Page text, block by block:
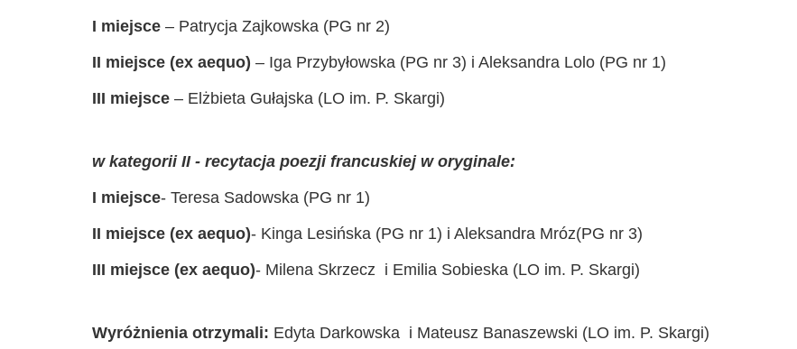
I miejsce – Patrycja Zajkowska (PG nr 2)
II miejsce (ex aequo) – Iga Przybyłowska (PG nr 3) i Aleksandra Lolo (PG nr 1)
III miejsce – Elżbieta Gułajska (LO im. P. Skargi)
w kategorii II - recytacja poezji francuskiej w oryginale:
I miejsce- Teresa Sadowska (PG nr 1)
II miejsce (ex aequo)- Kinga Lesińska (PG nr 1) i Aleksandra Mróz(PG nr 3)
III miejsce (ex aequo)- Milena Skrzecz i Emilia Sobieska (LO im. P. Skargi)
Wyróżnienia otrzymali: Edyta Darkowska i Mateusz Banaszewski (LO im. P. Skargi)